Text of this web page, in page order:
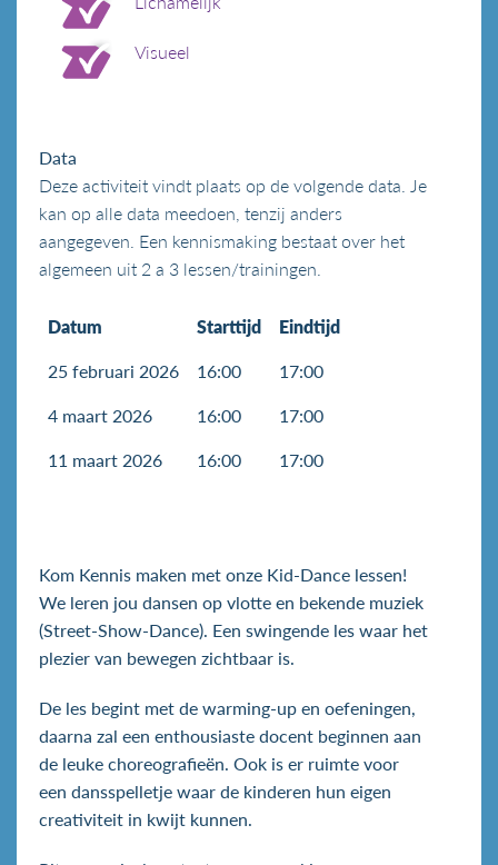
Visueel
Data
Deze activiteit vindt plaats op de volgende data. Je
kan op alle data meedoen, tenzij anders
aangegeven. Een kennismaking bestaat over het
algemeen uit 2 a 3 lessen/trainingen.
Datum Starttijd Eindtijd
25 februari 2026 16:00 17:00
4 maart 2026 16:00 17:00
11 maart 2026 16:00 17:00
Kom Kennis maken met onze Kid-Dance lessen!
We leren jou dansen op vlotte en bekende muziek
(Street-Show-Dance). Een swingende les waar het
plezier van bewegen zichtbaar is.
De les begint met de warming-up en oefeningen,
daarna zal een enthousiaste docent beginnen aan
de leuke choreografieën. Ook is er ruimte voor
een dansspelletje waar de kinderen hun eigen
creativiteit in kwijt kunnen.